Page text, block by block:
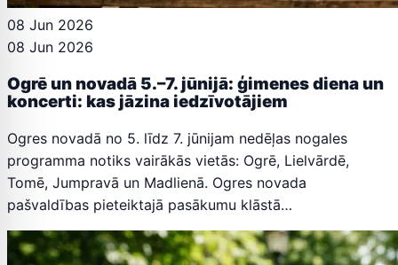
08 Jun 2026
08 Jun 2026
Ogrē un novadā 5.–7. jūnijā: ģimenes diena un
koncerti: kas jāzina iedzīvotājiem
Ogres novadā no 5. līdz 7. jūnijam nedēļas nogales
programma notiks vairākās vietās: Ogrē, Lielvārdē,
Tomē, Jumpravā un Madlienā. Ogres novada
pašvaldības pieteiktajā pasākumu klāstā…